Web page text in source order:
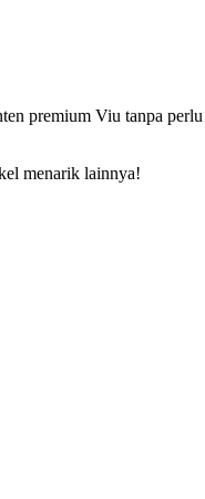
premium Viu tanpa
menarik lainnya!